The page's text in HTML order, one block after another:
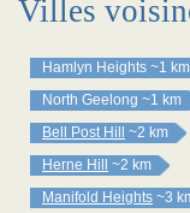
Villes
Hamlyn Heights ~1 km
North Geelong ~1 km
Bell Post Hill
~2 km
Herne Hill
~2 km
Manifold Heights ~3